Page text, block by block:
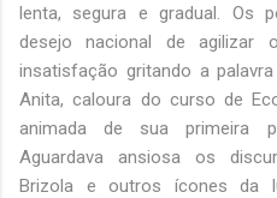
lenta, segura e gradual. Os
desejo nacional de agilizar
insatisfação gritando a
Anita, caloura do curso de
animada de sua primeira
Aguardava ansiosa os
Brizola e outros ícones da